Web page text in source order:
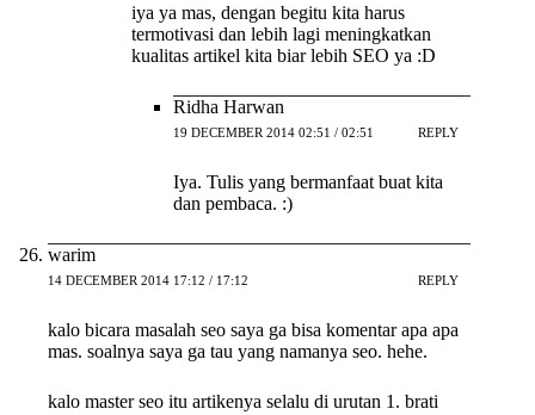
iya ya mas, dengan begitu kita harus
termotivasi dan lebih lagi meningkatkan
kualitas artikel kita biar lebih SEO ya :D
Ridha Harwan
19 DECEMBER 2014 02:51 / 02:51 REPLY
Iya. Tulis yang bermanfaat buat kita
dan pembaca. :)
warim
14 DECEMBER 2014 17:12 / 17:12 REPLY
kalo bicara masalah seo saya ga bisa komentar apa apa
mas. soalnya saya ga tau yang namanya seo. hehe.
kalo master seo itu artikenya selalu di urutan 1. brati